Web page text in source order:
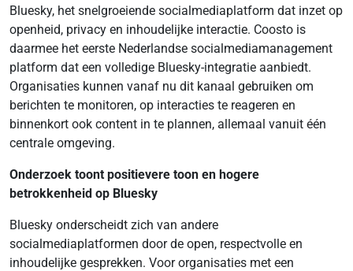
Bluesky, het snelgroeiende socialmediaplatform dat inzet op
openheid, privacy en inhoudelijke interactie. Coosto is
daarmee het eerste Nederlandse socialmediamanagement
platform dat een volledige Bluesky-integratie aanbiedt.
Organisaties kunnen vanaf nu dit kanaal gebruiken om
berichten te monitoren, op interacties te reageren en
binnenkort ook content in te plannen, allemaal vanuit één
centrale omgeving.
Onderzoek toont positievere toon en hogere
betrokkenheid op Bluesky
Bluesky onderscheidt zich van andere
socialmediaplatformen door de open, respectvolle en
inhoudelijke gesprekken. Voor organisaties met een